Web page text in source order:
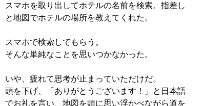
スマホを取り出してホテルの名前を検索。指差し
と地図でホテルの場所を教えてくれた。
スマホで検索してもらう。
そんな単純なことを思いつかなかった。
いや、疲れて思考が止まっていただけだ。
頭を下げ、「ありがとうございます！」と日本語
でお礼を言い、地図を頭に思い浮かべながら道を